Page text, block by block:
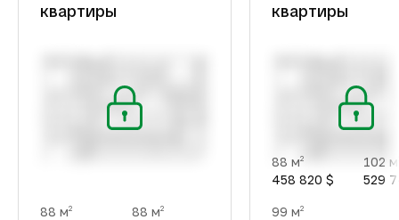
квартиры
88 м2 88 м2
квартиры
88 м2
458 820 $
102 м
529
99 м2